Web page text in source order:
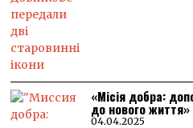
«Місія добра:
до нового життя»
04.04.2025